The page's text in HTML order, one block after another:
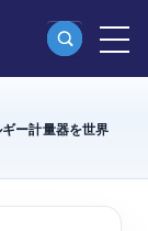
）
ー計量器を世界